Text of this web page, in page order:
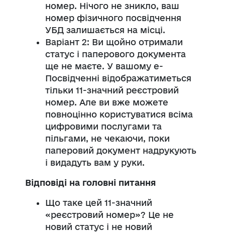
номер. Нічого не зникло, ваш
номер фізичного посвідчення
УБД залишається на місці.
Варіант 2: Ви щойно отримали
статус і паперового документа
ще не маєте. У вашому е-
Посвідченні відображатиметься
тільки 11-значний реєстровий
номер. Але ви вже можете
повноцінно користуватися всіма
цифровими послугами та
пільгами, не чекаючи, поки
паперовий документ надрукують
і видадуть вам у руки.
Відповіді на головні питання
Що таке цей 11-значний
«реєстровий номер»? Це не
новий статус і не новий